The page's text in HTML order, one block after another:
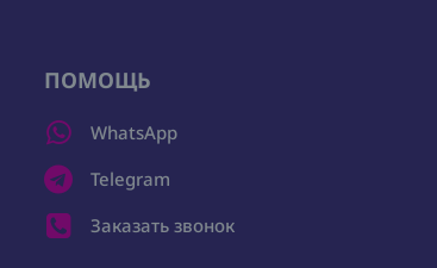
ПОМОЩЬ
WhatsApp
Telegram
Заказать звонок